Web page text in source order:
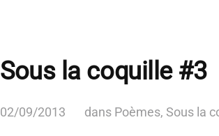
Sous la coquille #3
02/09/2013 dans Poèmes, Sous la